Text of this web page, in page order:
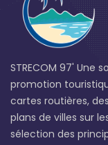
STRECOM 97'
promotion
cartes routières,
plans de villes sur
sélection des